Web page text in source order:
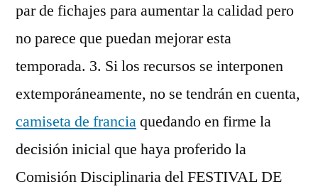
par de fichajes para aumentar la calidad pero
no parece que puedan mejorar esta
temporada. 3. Si los recursos se interponen
extemporáneamente, no se tendrán en cuenta,
camiseta de franciaquedando en firme la
decisión inicial que haya proferido la
Comisión Disciplinaria del FESTIVAL DE